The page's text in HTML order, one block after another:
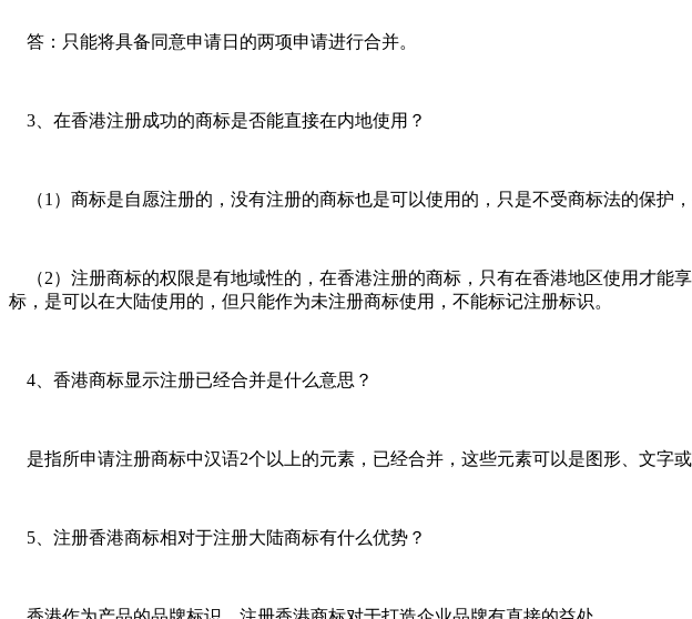
答：只能将具备同意申请日的两项申请进行合并。
3、在香港注册成功的商标是否能直接在内地使用？
（1）商标是自愿注册的，没有注册的商标也是可以使用的，只是不受商标法的保护
（2）注册商标的权限是有地域性的，在香港注册的商标，只有在香港地区使用才能
标，是可以在大陆使用的，但只能作为未注册商标使用，不能标记注册标识。
4、香港商标显示注册已经合并是什么意思？
是指所申请注册商标中汉语2个以上的元素，已经合并，这些元素可以是图形、文字或
5、注册香港商标相对于注册大陆商标有什么优势？